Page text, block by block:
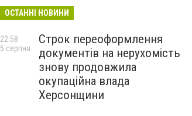
ОСТАННІ НОВИНИ
Строк переоформлення
документів на нерухомість
знову продовжила
окупаційна влада
Херсонщини
22:58
5 серпня